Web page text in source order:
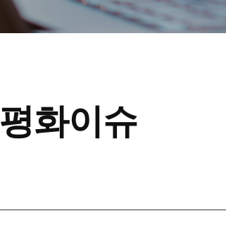
평화이슈